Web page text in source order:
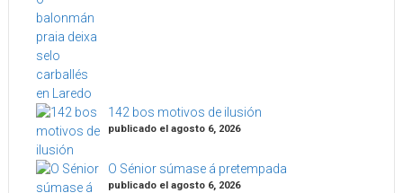
142 bos motivos de ilusión
publicado el agosto 6, 2026
O Sénior súmase á pretempada
publicado el agosto 6, 2026